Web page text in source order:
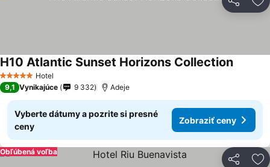
Zdieľať
5 Počet hviezdičiek
Hotel
H10 Atlantic Sunset Horizons Collection
9,1 Vynikajúce 9 332 Adeje
Vyberte dátumy a pozrite si presné
ceny
Zobraziť ceny
Zdieľať
Obľúbená voľba